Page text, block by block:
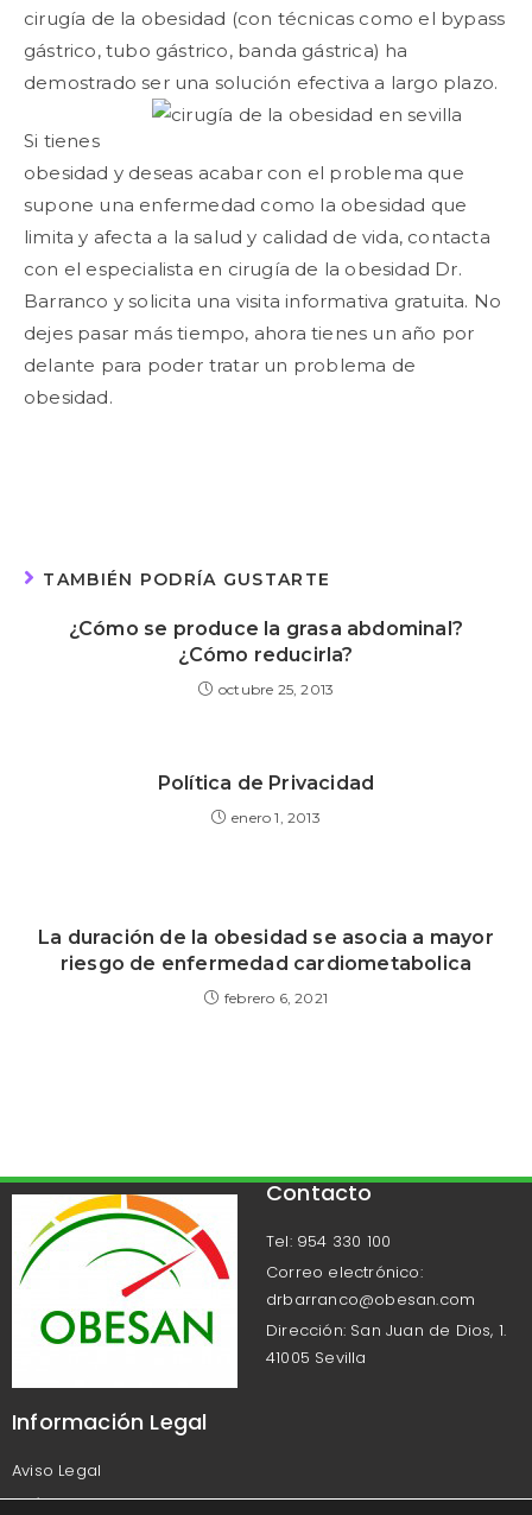
cirugía de la obesidad (con técnicas como el bypass
gástrico, tubo gástrico, banda gástrica) ha
demostrado ser una solución efectiva a largo plazo.
Si tienes
obesidad y deseas acabar con el problema que
supone una enfermedad como la obesidad que
limita y afecta a la salud y calidad de vida, contacta
con el especialista en cirugía de la obesidad Dr.
Barranco y solicita una visita informativa gratuita. No
dejes pasar más tiempo, ahora tienes un año por
delante para poder tratar un problema de
obesidad.
TAMBIÉN PODRÍA GUSTARTE
¿Cómo se produce la grasa abdominal?
¿Cómo reducirla?
octubre 25, 2013
Política de Privacidad
enero 1, 2013
La duración de la obesidad se asocia a mayor
riesgo de enfermedad cardiometabolica
febrero 6, 2021
Contacto
Tel: 954 330 100
Correo electrónico:
drbarranco@obesan.com
Dirección: San Juan de Dios, 1.
41005 Sevilla
Información Legal
Aviso Legal
Política de Privacidad